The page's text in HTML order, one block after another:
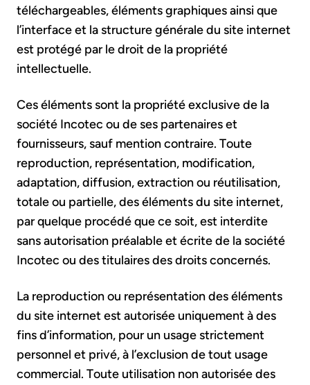
téléchargeables, éléments graphiques ainsi que
l’interface et la structure générale du site internet
est protégé par le droit de la propriété
intellectuelle.
Ces éléments sont la propriété exclusive de la
société Incotec ou de ses partenaires et
fournisseurs, sauf mention contraire. Toute
reproduction, représentation, modification,
adaptation, diffusion, extraction ou réutilisation,
totale ou partielle, des éléments du site internet,
par quelque procédé que ce soit, est interdite
sans autorisation préalable et écrite de la société
Incotec ou des titulaires des droits concernés.
La reproduction ou représentation des éléments
du site internet est autorisée uniquement à des
fins d’information, pour un usage strictement
personnel et privé, à l’exclusion de tout usage
commercial. Toute utilisation non autorisée des